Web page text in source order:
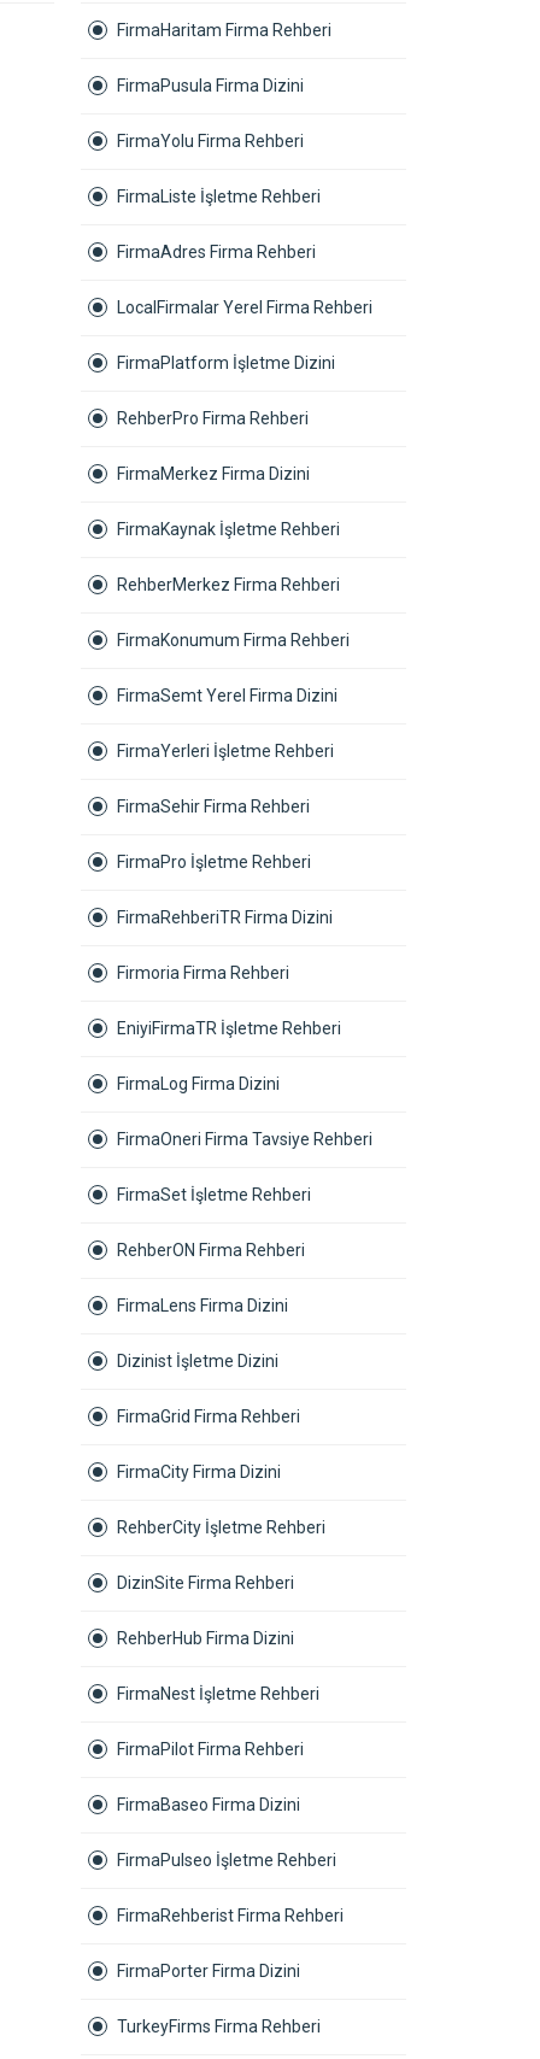
FirmaHaritam Firma Rehberi
FirmaPusula Firma Dizini
FirmaYolu Firma Rehberi
FirmaListe İşletme Rehberi
FirmaAdres Firma Rehberi
LocalFirmalar Yerel Firma Rehberi
FirmaPlatform İşletme Dizini
RehberPro Firma Rehberi
FirmaMerkez Firma Dizini
FirmaKaynak İşletme Rehberi
RehberMerkez Firma Rehberi
FirmaKonumum Firma Rehberi
FirmaSemt Yerel Firma Dizini
FirmaYerleri İşletme Rehberi
FirmaSehir Firma Rehberi
FirmaPro İşletme Rehberi
FirmaRehberiTR Firma Dizini
Firmoria Firma Rehberi
EniyiFirmaTR İşletme Rehberi
FirmaLog Firma Dizini
FirmaOneri Firma Tavsiye Rehberi
FirmaSet İşletme Rehberi
RehberON Firma Rehberi
FirmaLens Firma Dizini
Dizinist İşletme Dizini
FirmaGrid Firma Rehberi
FirmaCity Firma Dizini
RehberCity İşletme Rehberi
DizinSite Firma Rehberi
RehberHub Firma Dizini
FirmaNest İşletme Rehberi
FirmaPilot Firma Rehberi
FirmaBaseo Firma Dizini
FirmaPulseo İşletme Rehberi
FirmaRehberist Firma Rehberi
FirmaPorter Firma Dizini
TurkeyFirms Firma Rehberi